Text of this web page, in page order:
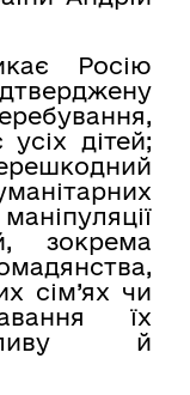
Росію
дітей;
зокрема
сім’ях чи
їх
й